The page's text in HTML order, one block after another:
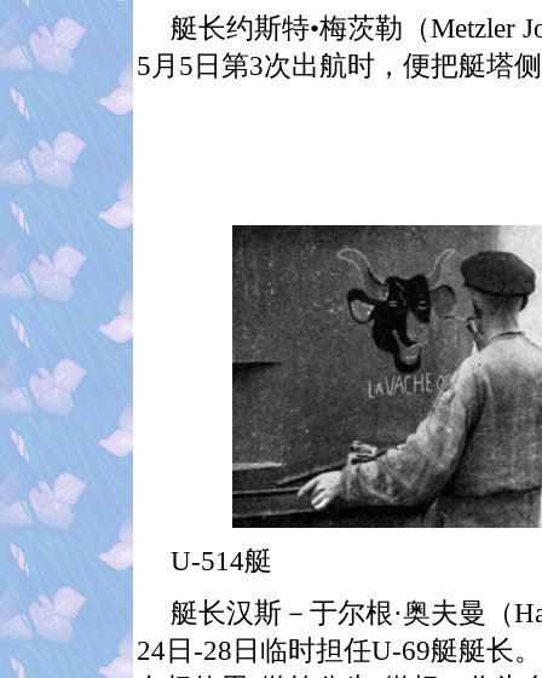
艇长约斯特•梅茨勒（Metzler
5 月 5 日第3次出航时，便把艇塔
U-514艇
艇长汉斯－于尔根·奥夫曼（
24 日 -28 日临时担任U-69艇艇长。